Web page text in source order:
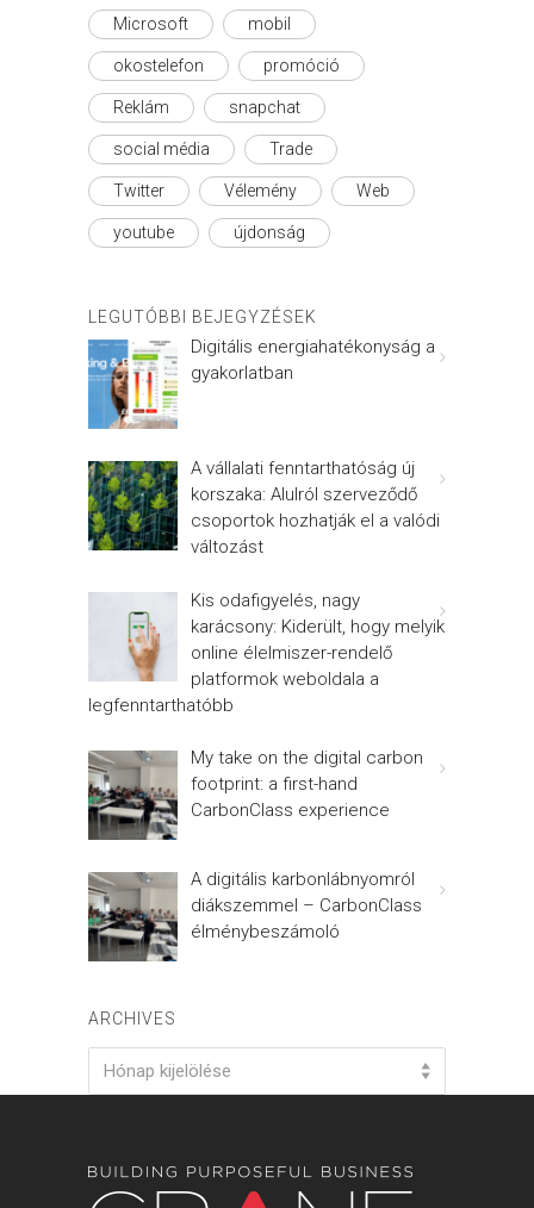
Microsoft mobil
okostelefon promóció
Reklám snapchat
social média Trade
Twitter Vélemény Web
youtube újdonság
LEGUTÓBBI BEJEGYZÉSEK
Digitális energiahatékonyság a
gyakorlatban
A vállalati fenntarthatóság új
korszaka: Alulról szerveződő
csoportok hozhatják el a valódi
változást
Kis odafigyelés, nagy
karácsony: Kiderült, hogy melyik
online élelmiszer-rendelő
platformok weboldala a
legfenntarthatóbb
My take on the digital carbon
footprint: a first-hand
CarbonClass experience
A digitális karbonlábnyomról
diákszemmel – CarbonClass
élménybeszámoló
ARCHIVES
Hónap kijelölése